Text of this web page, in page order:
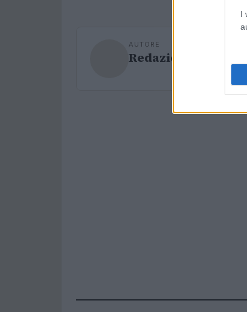
I
AUTORE
Redazione Sport